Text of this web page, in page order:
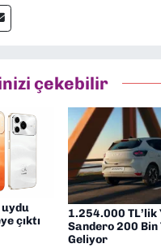
üzerine yüksek lisans
Halen aynı
olarak görev
haberciliğe dair
çekebilir
uydu
çıktı
1.254.000 TL’lik
Sandero 200 Bin
Geliyor